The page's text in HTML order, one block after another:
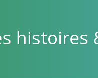
histoires